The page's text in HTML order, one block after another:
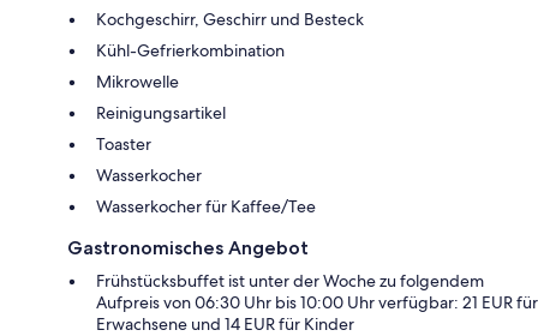
Kochgeschirr, Geschirr und Besteck
Kühl-Gefrierkombination
Mikrowelle
Reinigungsartikel
Toaster
Wasserkocher
Wasserkocher für Kaffee/Tee
Gastronomisches Angebot
Frühstücksbuffet ist unter der Woche zu folgendem
Aufpreis von 06:30 Uhr bis 10:00 Uhr verfügbar: 21 EUR für
Erwachsene und 14 EUR für Kinder